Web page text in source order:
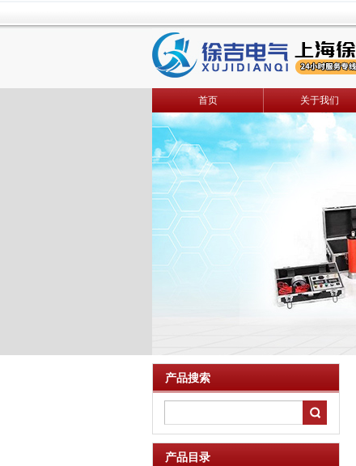
首页 关于我们
产品搜索
产品目录